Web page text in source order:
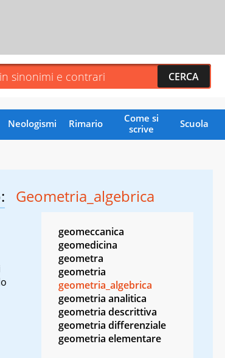
Neologismi Rimario
Come si
scrive
Scuola
Geometria_algebrica
geomeccanica
geomedicina
geometra
geometria
geometria_algebrica
geometria analitica
geometria descrittiva
geometria differenziale
geometria elementare